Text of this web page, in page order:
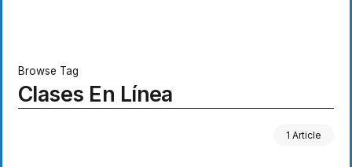
Browse Tag
Clases En Línea
1 Article